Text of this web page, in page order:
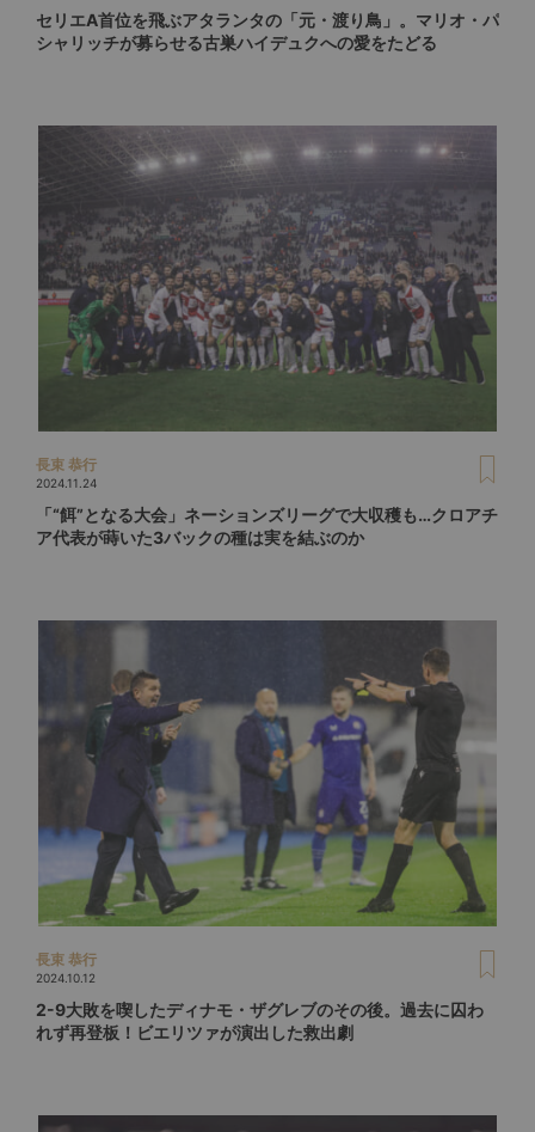
セリエA首位を飛ぶアタランタの「元・渡り鳥」。マリオ・パ
シャリッチが募らせる古巣ハイデュクへの愛をたどる
長束 恭行
2024.11.24
「“餌”となる大会」ネーションズリーグで大収穫も…クロアチ
ア代表が蒔いた3バックの種は実を結ぶのか
長束 恭行
2024.10.12
2-9大敗を喫したディナモ・ザグレブのその後。過去に囚わ
れず再登板！ビエリツァが演出した救出劇